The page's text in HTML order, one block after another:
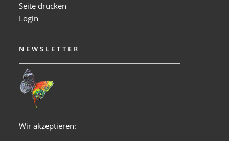
Seite drucken
Login
NEWSLETTER
Wir akzeptieren: